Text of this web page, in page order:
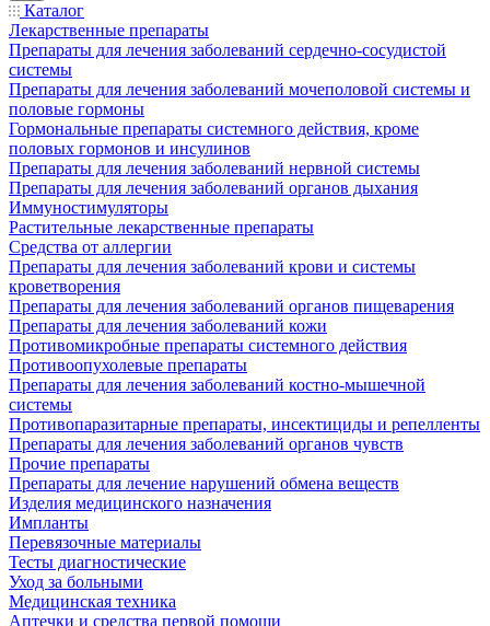
Каталог
Лекарственные препараты
Препараты для лечения заболеваний сердечно-сосудистой
системы
Препараты для лечения заболеваний мочеполовой системы и
половые гормоны
Гормональные препараты системного действия, кроме
половых гормонов и инсулинов
Препараты для лечения заболеваний нервной системы
Препараты для лечения заболеваний органов дыхания
Иммуностимуляторы
Растительные лекарственные препараты
Средства от аллергии
Препараты для лечения заболеваний крови и системы
кроветворения
Препараты для лечения заболеваний органов пищеварения
Препараты для лечения заболеваний кожи
Противомикробные препараты системного действия
Противоопухолевые препараты
Препараты для лечения заболеваний костно-мышечной
системы
Противопаразитарные препараты, инсектициды и репелленты
Препараты для лечения заболеваний органов чувств
Прочие препараты
Препараты для лечение нарушений обмена веществ
Изделия медицинского назначения
Импланты
Перевязочные материалы
Тесты диагностические
Уход за больными
Медицинская техника
Аптечки и средства первой помощи